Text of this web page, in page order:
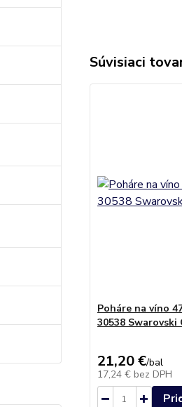
Súvisiaci
Poháre na víno
30538 Swarovski
21,20 €/bal
17,24 € bez DPH